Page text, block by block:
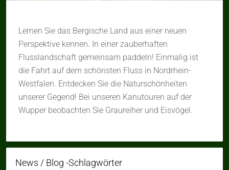
Lernen Sie das Bergische Land aus einer neuen
Perspektive kennen. In einer zauberhaften
Flusslandschaft gemeinsam paddeln! Einmalig ist
die Fahrt auf dem schönsten Fluss in Nordrhein-
Westfalen. Entdecken Sie die Naturschönheiten
unserer Gegend! Bei unseren Kanutouren auf der
Wupper beobachten Sie Graureiher und Eisvögel.
News / Blog -Schlagwörter